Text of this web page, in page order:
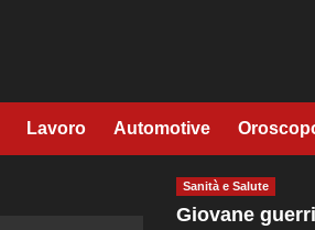
Lavoro Automotive
Sanità e Salute
Giovane